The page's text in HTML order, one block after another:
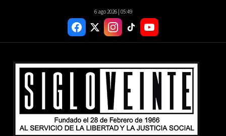
6 ago 2026 | 05:49